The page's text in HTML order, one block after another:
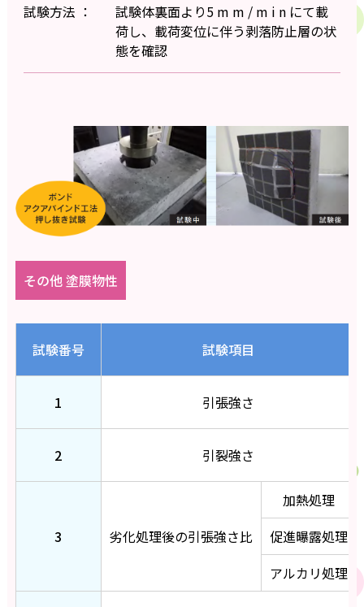
試験方法 ：
試験体裏面より5 m m / m i n にて載
荷し、載荷変位に伴う剥落防止層の状
態を確認
その他 塗膜物性
試験番号 試験項目
1 引張強さ
2 引裂強さ
3 劣化処理後の引張強さ比
加熱処理
促進曝露処理
アルカリ処理